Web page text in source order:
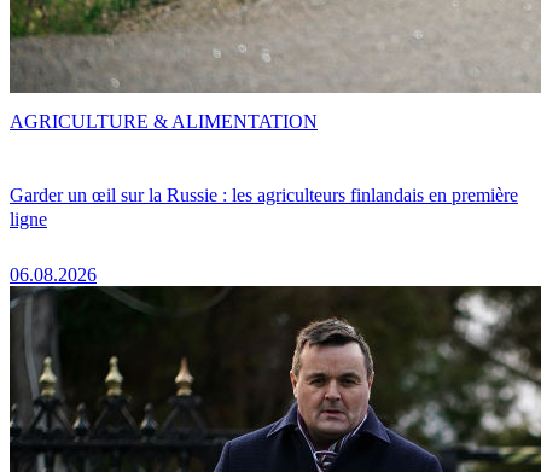
Garder un œil sur la Russie : les agriculteurs finlandais en première
ligne
06.08.2026
AGRICULTURE & ALIMENTATION